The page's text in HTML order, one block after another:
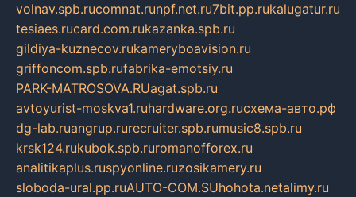
volnav.spb.rucomnat.runpf.net.ru7bit.pp.rukalugatur.ru
tesiaes.rucard.com.rukazanka.spb.ru
gildiya-kuznecov.rukameryboavision.ru
griffoncom.spb.rufabrika-emotsiy.ru
PARK-MATROSOVA.RUagat.spb.ru
avtoyurist-moskva1.ruhardware.org.ruсхема-авто.рф
dg-lab.ruangrup.rurecruiter.spb.rumusic8.spb.ru
krsk124.rukubok.spb.ruromanofforex.ru
analitikaplus.ruspyonline.ruzosikamery.ru
sloboda-ural.pp.ruAUTO-COM.SUhohota.netalimy.ru